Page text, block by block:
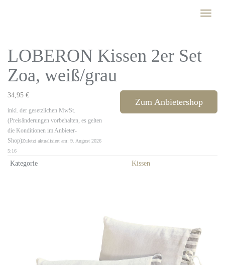
Toggle
LOBERON Kissen 2er Set
Zoa, weiß/grau
34,95 €
inkl. der gesetzlichen MwSt.
(Preisänderungen vorbehalten, es gelten
die Konditionen im Anbieter-
Shop)Zuletzt aktualisiert am: 9. August 2026
5:16
Zum Anbietershop
Kategorie Kissen